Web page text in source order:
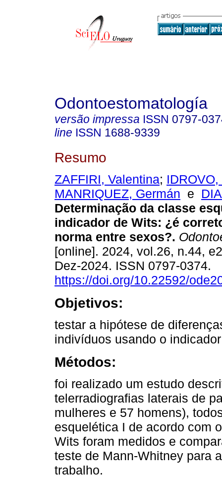
Odontoestomatología
versão impressa ISSN 0797-
line ISSN 1688-9339
Resumo
ZAFFIRI, Valentina;
MANRIQUEZ, Germán e
Determinação da classe
indicador de Wits: ¿é
norma entre sexos?.
[online]. 2024, vol.26, n.44,
Dez-2024. ISSN 0797-0374.
https://doi.org/10.22592/
Objetivos:
testar a hipótese de
indivíduos usando o
Métodos:
foi realizado um estudo
telerradiografias laterais de
mulheres e 57 homens),
esquelética I de acordo com
Wits foram medidos e
teste de Mann-Whitney para
trabalho.